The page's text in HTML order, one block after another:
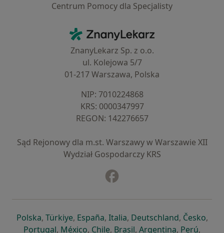
Centrum Pomocy dla Specjalisty
ZnanyLekarz - Strona główna
ZnanyLekarz Sp. z o.o.
ul. Kolejowa 5/7
01-217 Warszawa, Polska
NIP: ⁠7010224868
KRS: ⁠0000347997
REGON: ⁠142276657
Sąd Rejonowy dla m.st. Warszawy w Warszawie XII
Wydział Gospodarczy KRS
Polskaotwiera się w nowej karcie
, Türkiyeotwiera się w nowej karcie
, Españaotwiera się w nowej karcie
, Italiaotwiera się w nowej
, Deutschlandotwiera się
, Česko,
Portugalotwiera się w nowej karcie
, Méxicootwiera się w nowej karcie
, Chileotwiera się w nowej karcie
, Brasilotwiera się w nowej
, Argentinaotwiera się
, Perú,